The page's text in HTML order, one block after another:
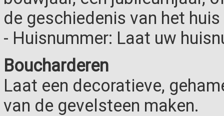
de geschiedenis van het
- Huisnummer: Laat uw
Boucharderen
Laat een decoratieve,
van de gevelsteen maken.